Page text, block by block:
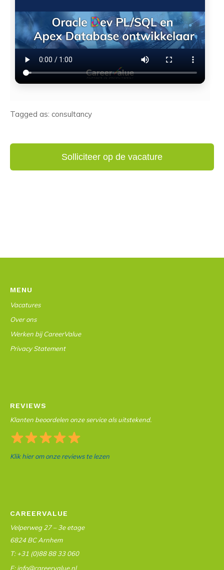
Tagged as: consultancy
MENU
Vacatures
Over ons
Werken bij CareerValue
Privacy Statement
REVIEWS
Klanten beoordelen onze service als uitstekend.
Klik hier om onze reviews te lezen
CAREERVALUE
Velperweg 27 – 3e etage
6824 BC Arnhem
T: +31 (0)88 88 33 060
E: info@careervalue.nl